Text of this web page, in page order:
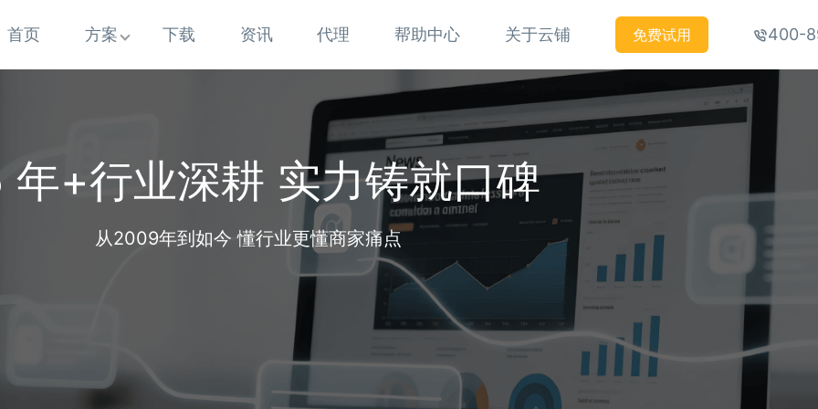
首页 方案 下载 资讯 代理 帮助中心 关于云铺 免费试用 400-
年+行业深耕 实力铸就口碑
从2009年到如今 懂行业更懂商家痛点